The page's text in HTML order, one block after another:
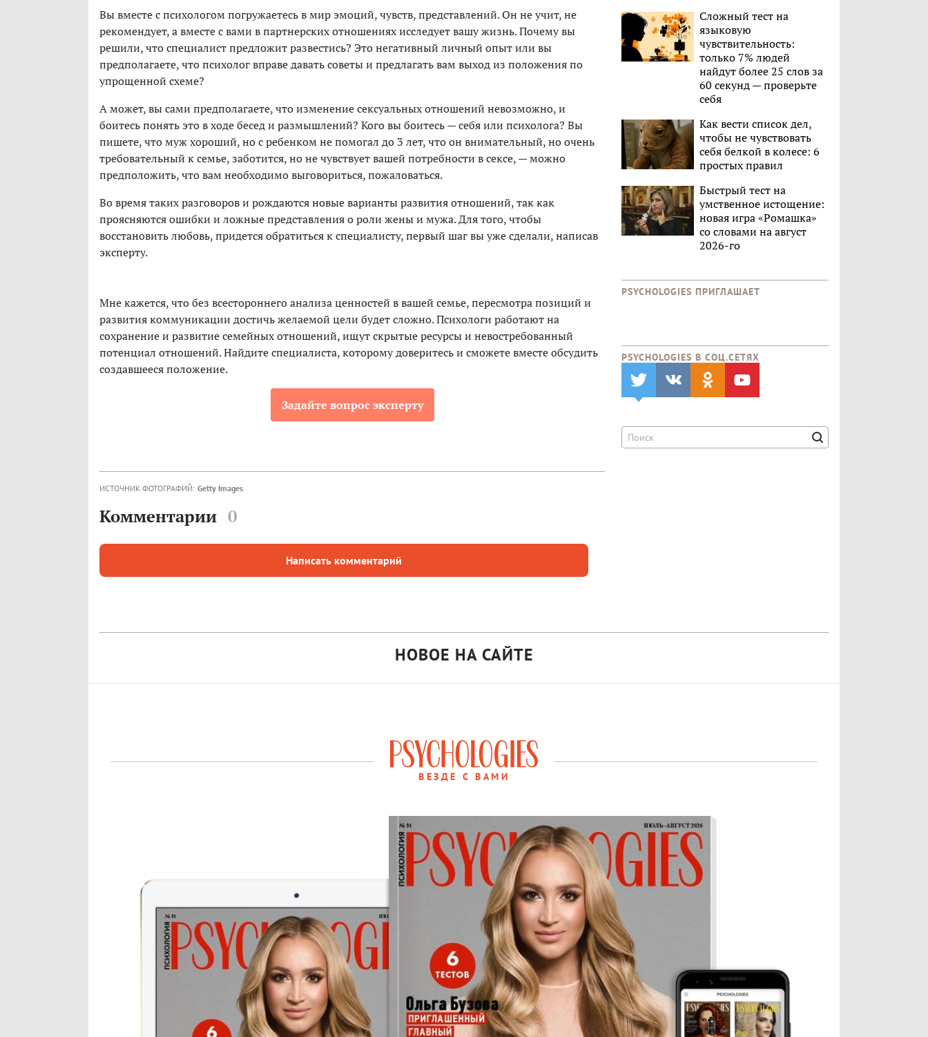
Вы вместе с психологом погружаетесь в мир эмоций, чувств, представлений. Он не учит, не
рекомендует, а вместе с вами в партнерских отношениях исследует вашу жизнь. Почему вы
решили, что специалист предложит развестись? Это негативный личный опыт или вы
предполагаете, что психолог вправе давать советы и предлагать вам выход из положения по
упрощенной схеме?
А может, вы сами предполагаете, что изменение сексуальных отношений невозможно, и
боитесь понять это в ходе бесед и размышлений? Кого вы боитесь — себя или психолога? Вы
пишете, что муж хороший, но с ребенком не помогал до 3 лет, что он внимательный, но очень
требовательный к семье, заботится, но не чувствует вашей потребности в сексе, — можно
предположить, что вам необходимо выговориться, пожаловаться.
Во время таких разговоров и рождаются новые варианты развития отношений, так как
проясняются ошибки и ложные представления о роли жены и мужа. Для того, чтобы
восстановить любовь, придется обратиться к специалисту, первый шаг вы уже сделали, написав
эксперту.
Мне кажется, что без всестороннего анализа ценностей в вашей семье, пересмотра позиций и
развития коммуникации достичь желаемой цели будет сложно. Психологи работают на
сохранение и развитие семейных отношений, ищут скрытые ресурсы и невостребованный
потенциал отношений. Найдите специалиста, которому доверитесь и сможете вместе обсудить
создавшееся положение.
Задайте вопрос эксперту
ИСТОЧНИК ФОТОГРАФИЙ: Getty Images
Комментарии 0
Написать комментарий
Сложный тест на
языковую
чувствительность:
только 7% людей
найдут более 25 слов за
60 секунд — проверьте
себя
Как вести список дел,
чтобы не чувствовать
себя белкой в колесе: 6
простых правил
Быстрый тест на
умственное истощение:
новая игра «Ромашка»
со словами на август
2026-го
PSYCHOLOGIES ПРИГЛАШАЕТ
PSYCHOLOGIES В CОЦ.СЕТЯХ
НОВОЕ НА САЙТЕ
ВЕЗДЕ С ВАМИ